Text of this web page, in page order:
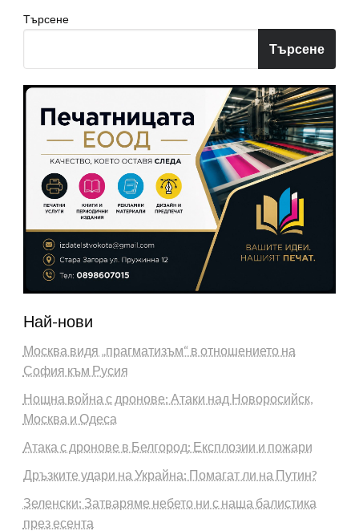
Търсене
Търсене
Най-нови
Москва видя „прагматизъм“ в отношението на
София към Русия
Нощна война с дронове: Атаки над Новоросийск,
Москва и Одеса
Атака с дронове в Белгород: Експлозии и пожари
Дръзките удари на Украйна: Помагат ли на Путин?
Зеленски: Затваряме небето ни с наша балистика
през есента